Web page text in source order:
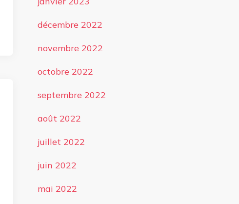
décembre 2022
novembre 2022
octobre 2022
septembre 2022
août 2022
juillet 2022
juin 2022
mai 2022